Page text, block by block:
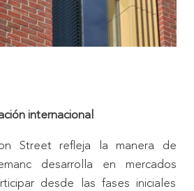
internacional
Street refleja la manera de
desarrolla en mercados
desde las fases iniciales